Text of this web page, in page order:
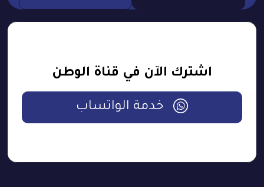
اشترك الآن في قناة الوطن
خدمة الواتساب